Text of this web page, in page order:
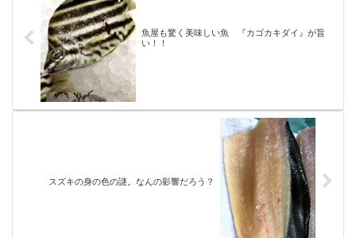
魚屋も驚く美味しい魚 『カゴカキダイ』が旨
い！！
スズキの身の色の謎。なんの影響だろう？